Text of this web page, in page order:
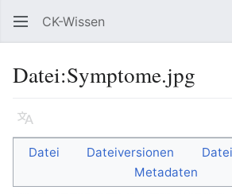
CK-Wissen
Datei:Symptome.jpg
Sprache
Datei Dateiversionen
Metadaten